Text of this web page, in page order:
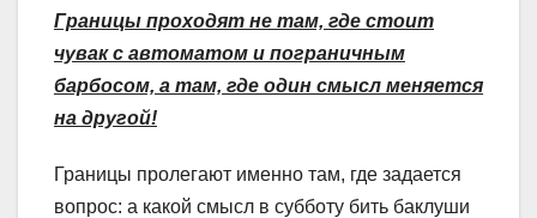
Границы проходят не там, где стоит
чувак с автоматом и пограничным
барбосом, а там, где один смысл меняется
на другой!
Границы пролегают именно там, где задается
вопрос: а какой смысл в субботу бить баклуши